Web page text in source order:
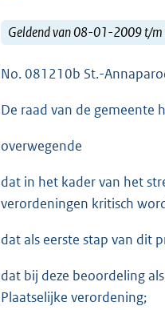
Geldend van 08-01-2009 t/
No. 081210b St.-
De raad van de gemeente
overwegende
dat in het kader van het
verordeningen kritisch
dat als eerste stap van dit
dat bij deze beoordeling
Plaatselijke verordening;